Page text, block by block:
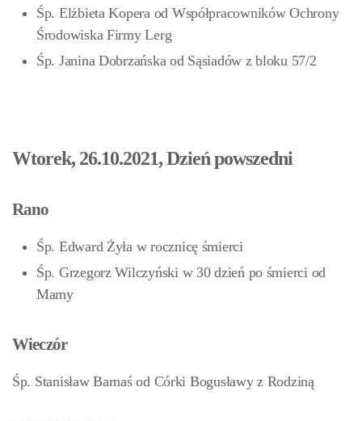
Śp. Elżbieta Kopera od Współpracowników Ochrony
Środowiska Firmy Lerg
Śp. Janina Dobrzańska od Sąsiadów z bloku 57/2
Wtorek, 26.10.2021, Dzień powszedni
Rano
Śp. Edward Żyła w rocznicę śmierci
Śp. Grzegorz Wilczyński w 30 dzień po śmierci od
Mamy
Wieczór
Śp. Stanisław Barnaś od Córki Bogusławy z Rodziną